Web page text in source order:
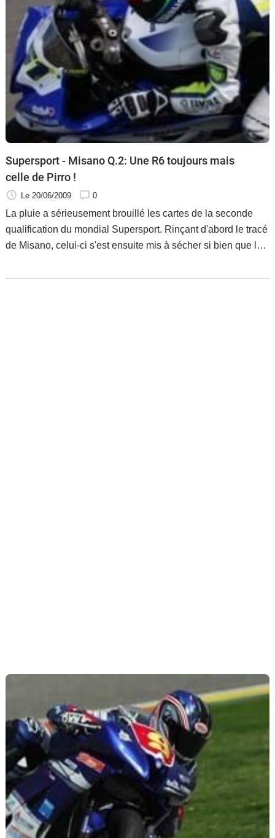
Supersport - Misano Q.2: Une R6 toujours mais
celle de Pirro !
Le 20/06/2009 0
La pluie a sérieusement brouillé les cartes de la seconde
qualification du mondial Supersport. Rinçant d'abord le tracé
de Misano, celui-ci s'est ensuite mis à sécher si bien que les
de la pole.